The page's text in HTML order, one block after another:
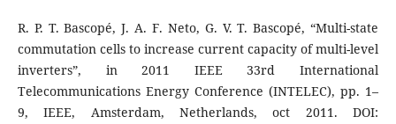
R. P. T. Bascopé, J. A. F. Neto, G. V. T. Bascopé, “Multi-state
commutation cells to increase current capacity of multi-level
inverters”, in 2011 IEEE 33rd International
Telecommunications Energy Conference (INTELEC), pp. 1–
9, IEEE, Amsterdam, Netherlands, oct 2011. DOI: